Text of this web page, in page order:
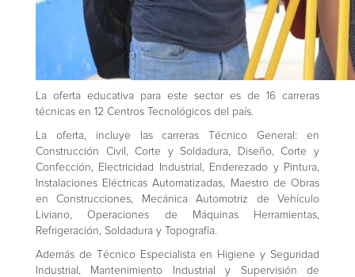
La oferta educativa para este sector es de 16 carreras
técnicas en 12 Centros Tecnológicos del país.
La oferta, incluye las carreras Técnico General: en
Construcción Civil, Corte y Soldadura, Diseño, Corte y
Confección, Electricidad Industrial, Enderezado y Pintura,
Instalaciones Eléctricas Automatizadas, Maestro de Obras
en Construcciones, Mecánica Automotriz de Vehículo
Liviano, Operaciones de Máquinas Herramientas,
Refrigeración, Soldadura y Topografía.
Además de Técnico Especialista en Higiene y Seguridad
Industrial, Mantenimiento Industrial y Supervisión de